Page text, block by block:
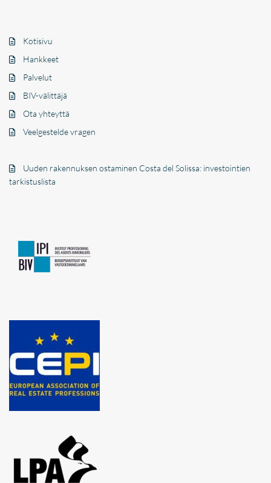
Kotisivu
Hankkeet
Palvelut
BIV-välittäjä
Ota yhteyttä
Veelgestelde vragen
Uuden rakennuksen ostaminen Costa del Solissa: investointien
tarkistuslista